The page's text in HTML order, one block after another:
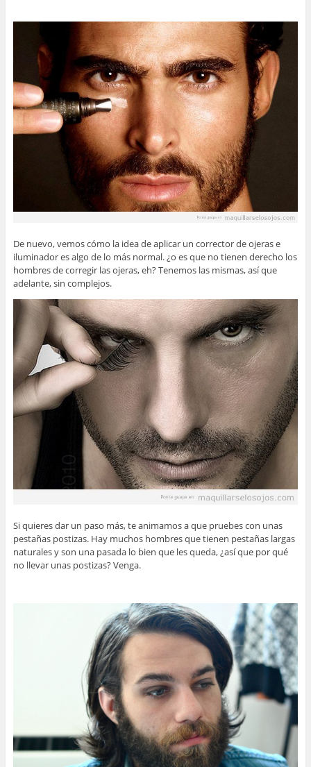
De nuevo, vemos cómo la idea de aplicar un corrector de ojeras e
iluminador es algo de lo más normal. ¿o es que no tienen derecho los
hombres de corregir las ojeras, eh? Tenemos las mismas, así que
adelante, sin complejos.
Si quieres dar un paso más, te animamos a que pruebes con unas
pestañas postizas. Hay muchos hombres que tienen pestañas largas
naturales y son una pasada lo bien que les queda, ¿así que por qué
no llevar unas postizas? Venga.